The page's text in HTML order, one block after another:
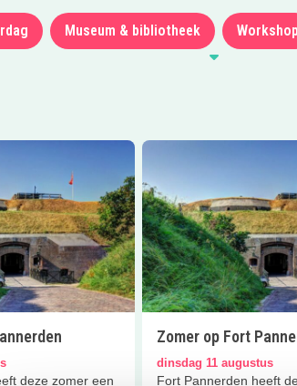
Museum & bibliotheek Workshop
deze zomer een
Zomer op Fort
dinsdag 11 augustus
Fort Pannerden heeft